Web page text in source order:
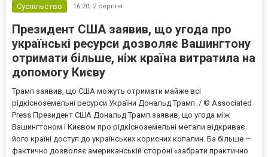
Суспільство 16:20, 2 серпня
Президент США заявив, що угода про
українські ресурси дозволяє Вашингтону
отримати більше, ніж країна витратила на
допомогу Києву
Трамп заявив, що США можуть отримати майже всі
рідкісноземельні ресурси України Дональд Трамп. / © Associated
Press Президент США Дональд Трамп заявив, що угода між
Вашингтоном і Києвом про рідкісноземельні метали відкриває
його країні доступ до українських корисних копалин. Ба більше —
фактично дозволяє американській стороні «забрати практично